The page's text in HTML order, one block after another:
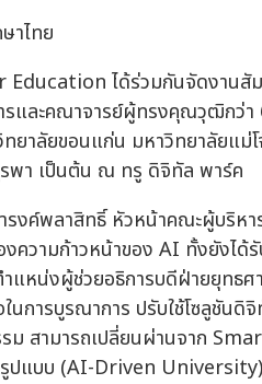
าไทย
Education ได้ร่วมกันจัดงา
และคณาจารย์ผู้ทรงคุณวุฒิกว่า
ยาลัยขอนแก่น มหาวิทยาลัยแม่
พา เป็นต้น ณ ทรู ดิจิทัล พาร์ค
รงค์พลาสิทธิ์ หัวหน้าคณะผู้บริห
ความก้าวหน้าของ AI ทั้งยังได้
แหน่งผู้ช่วยอธิการบดีฝ่ายยุทธ
ในการบูรณาการ ปรับใช้โซลูชั
ม สามารถเปลี่ยนผ่านจาก
รูปแบบ (AI-Driven University)